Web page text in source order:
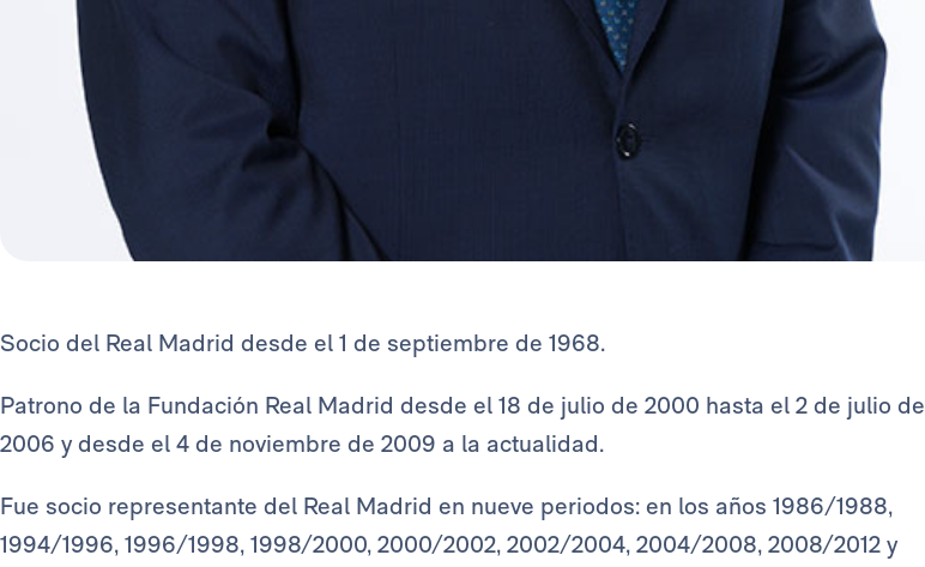
Socio del Real Madrid desde el 1 de septiembre de 1968.
Patrono de la Fundación Real Madrid desde el 18 de julio de 2000 hasta el 2 de julio de
2006 y desde el 4 de noviembre de 2009 a la actualidad.
Fue socio representante del Real Madrid en nueve periodos: en los años 1986/1988,
1994/1996, 1996/1998, 1998/2000, 2000/2002, 2002/2004, 2004/2008, 2008/2012 y